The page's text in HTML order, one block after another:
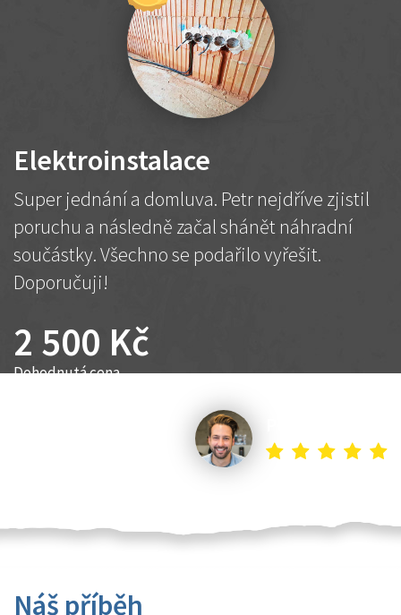
Elektroinstalace
Super jednání a domluva. Petr nejdříve zjistil
poruchu a následně začal shánět náhradní
součástky. Všechno se podařilo vyřešit.
Doporučuji!
2 500 Kč
Dohodnutá cena
Náš příběh